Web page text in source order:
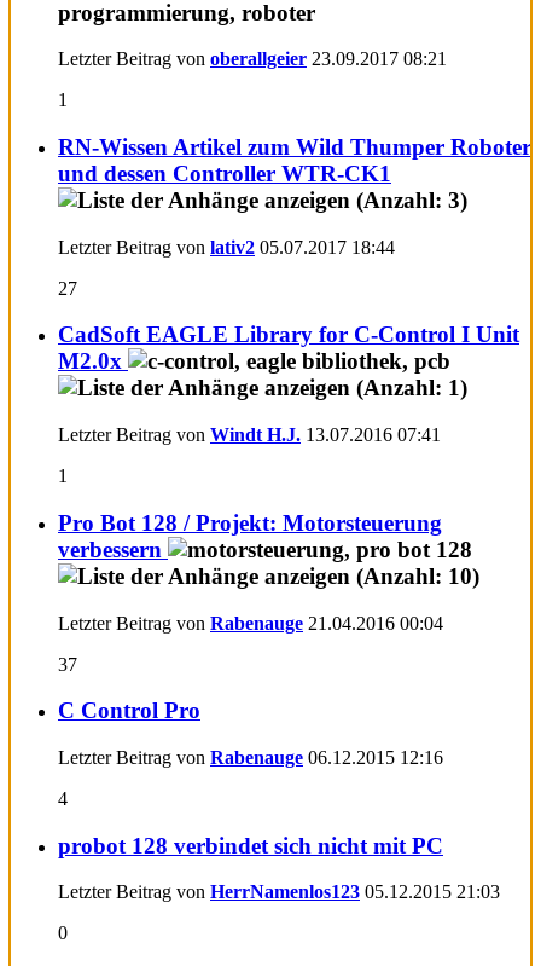
Letzter Beitrag von oberallgeier 23.09.2017 08:21
1
RN-Wissen Artikel zum Wild Thumper Roboter
und dessen Controller WTR-CK1
Letzter Beitrag von lativ2 05.07.2017 18:44
27
CadSoft EAGLE Library for C-Control I Unit
M2.0x
Letzter Beitrag von Windt H.J. 13.07.2016 07:41
1
Pro Bot 128 / Projekt: Motorsteuerung
verbessern
Letzter Beitrag von Rabenauge 21.04.2016 00:04
37
C Control Pro
Letzter Beitrag von Rabenauge 06.12.2015 12:16
4
probot 128 verbindet sich nicht mit PC
Letzter Beitrag von HerrNamenlos123 05.12.2015 21:03
0